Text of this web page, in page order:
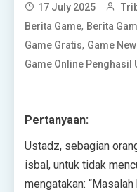
17 July 2025
Berita Game, Berita
Game Gratis, Game
Game Online Penghasil
Pertanyaan:
Ustadz, sebagian
isbal, untuk tidak
mengatakan: